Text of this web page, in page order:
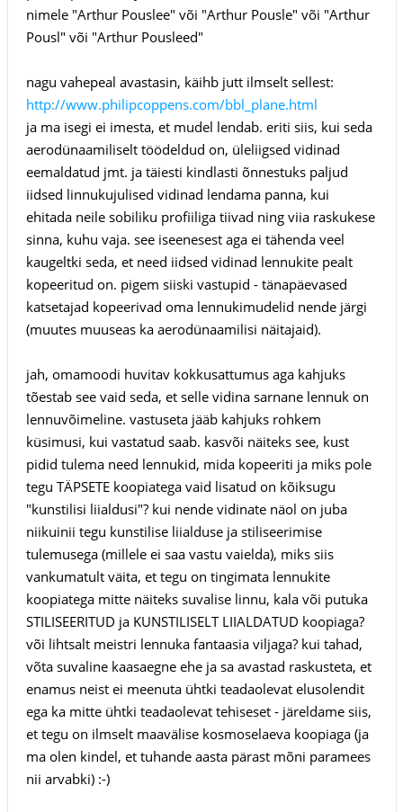
nimele "Arthur Pouslee" või "Arthur Pousle" või "Arthur
Pousl" või "Arthur Pousleed"
nagu vahepeal avastasin, käihb jutt ilmselt sellest:
http://www.philipcoppens.com/bbl_plane.html
ja ma isegi ei imesta, et mudel lendab. eriti siis, kui seda
aerodünaamiliselt töödeldud on, üleliigsed vidinad
eemaldatud jmt. ja täiesti kindlasti õnnestuks paljud
iidsed linnukujulised vidinad lendama panna, kui
ehitada neile sobiliku profiiliga tiivad ning viia raskukese
sinna, kuhu vaja. see iseenesest aga ei tähenda veel
kaugeltki seda, et need iidsed vidinad lennukite pealt
kopeeritud on. pigem siiski vastupid - tänapäevased
katsetajad kopeerivad oma lennukimudelid nende järgi
(muutes muuseas ka aerodünaamilisi näitajaid).
jah, omamoodi huvitav kokkusattumus aga kahjuks
tõestab see vaid seda, et selle vidina sarnane lennuk on
lennuvõimeline. vastuseta jääb kahjuks rohkem
küsimusi, kui vastatud saab. kasvõi näiteks see, kust
pidid tulema need lennukid, mida kopeeriti ja miks pole
tegu TÄPSETE koopiatega vaid lisatud on kõiksugu
"kunstilisi liialdusi"? kui nende vidinate näol on juba
niikuinii tegu kunstilise liialduse ja stiliseerimise
tulemusega (millele ei saa vastu vaielda), miks siis
vankumatult väita, et tegu on tingimata lennukite
koopiatega mitte näiteks suvalise linnu, kala või putuka
STILISEERITUD ja KUNSTILISELT LIIALDATUD koopiaga?
või lihtsalt meistri lennuka fantaasia viljaga? kui tahad,
võta suvaline kaasaegne ehe ja sa avastad raskusteta, et
enamus neist ei meenuta ühtki teadaolevat elusolendit
ega ka mitte ühtki teadaolevat tehiseset - järeldame siis,
et tegu on ilmselt maavälise kosmoselaeva koopiaga (ja
ma olen kindel, et tuhande aasta pärast mõni paramees
nii arvabki) :-)